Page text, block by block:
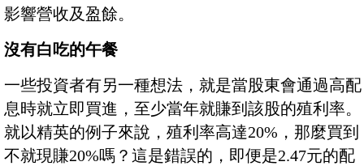
影響營收及盈餘。
沒有白吃的午餐
一些投資者有另一種想法，就是當股東會通過高配
息時就立即買進，至少當年就賺到該股的殖利率。
就以精英的例子來說，殖利率高達20%，那麼買到
不就現賺20%嗎？這是錯誤的，即便是2.47元的配